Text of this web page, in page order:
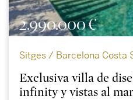
2.990.000 €
Sitges / Barcelona Costa
Exclusiva villa de
infinity y vistas al mar